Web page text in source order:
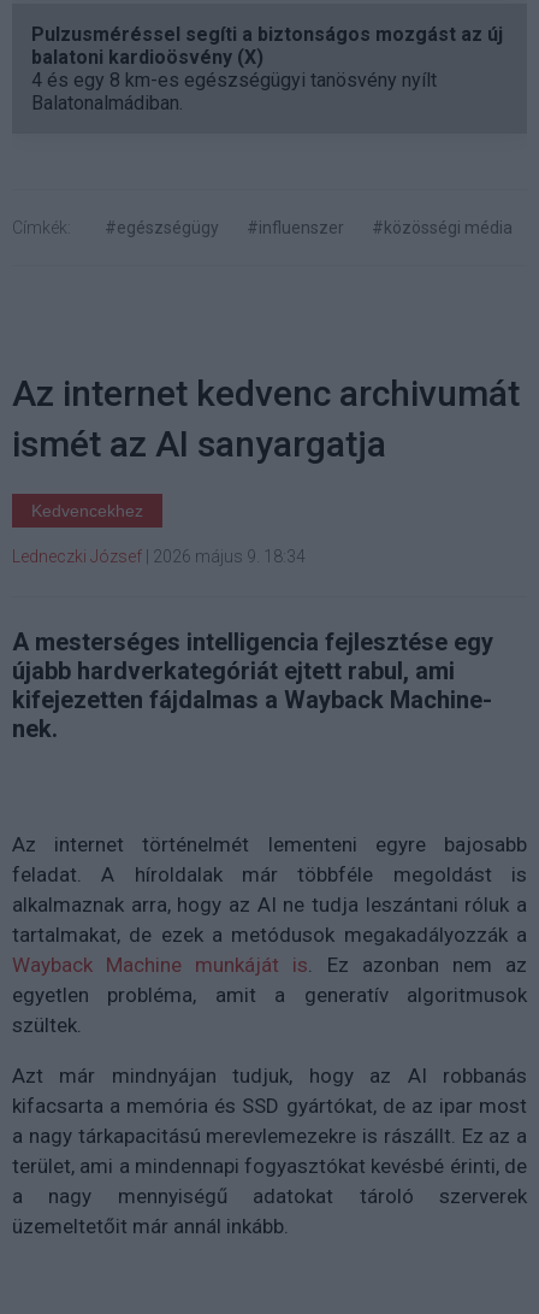
Pulzusméréssel segíti a biztonságos mozgást az új
balatoni kardioösvény (X)
4 és egy 8 km-es egészségügyi tanösvény nyílt
Balatonalmádiban.
Címkék: #egészségügy #influenszer #közösségi média
Az internet kedvenc archivumát
ismét az AI sanyargatja
Kedvencekhez
Ledneczki József 2026 május 9. 18:34
A mesterséges intelligencia fejlesztése egy
újabb hardverkategóriát ejtett rabul, ami
kifejezetten fájdalmas a Wayback Machine-
nek.
Az internet történelmét lementeni egyre bajosabb
feladat. A híroldalak már többféle megoldást is
alkalmaznak arra, hogy az AI ne tudja leszántani róluk a
tartalmakat, de ezek a metódusok megakadályozzák a
Wayback Machine munkáját is. Ez azonban nem az
egyetlen probléma, amit a generatív algoritmusok
szültek.
Azt már mindnyájan tudjuk, hogy az AI robbanás
kifacsarta a memória és SSD gyártókat, de az ipar most
a nagy tárkapacitású merevlemezekre is rászállt. Ez az a
terület, ami a mindennapi fogyasztókat kevésbé érinti, de
a nagy mennyiségű adatokat tároló szerverek
üzemeltetőit már annál inkább.